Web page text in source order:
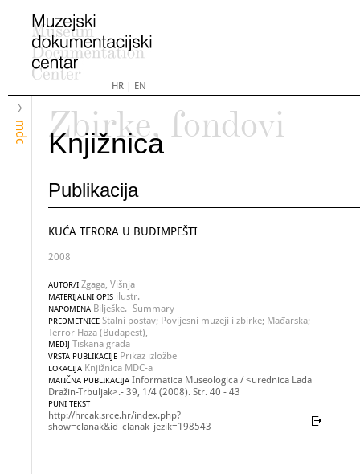
HR| EN
mdc
Zbirke, fondovi
Knjižnica
Publikacija
KUĆA TERORA U BUDIMPEŠTI
2008
AUTOR/I Zgaga, Višnja
MATERIJALNI OPIS ilustr.
NAPOMENA Bilješke.- Summary
PREDMETNICE Stalni postav; Povijesni muzeji i zbirke; Mađarska;
Terror Haza (Budapest),
MEDIJ Tiskana građa
VRSTA PUBLIKACIJE Prikaz izložbe
LOKACIJA Knjižnica MDC-a
MATIČNA PUBLIKACIJA Informatica Museologica / <urednica Lada
Dražin-Trbuljak>.- 39, 1/4 (2008). Str. 40 - 43
PUNI TEKST
http://hrcak.srce.hr/index.php?
show=clanak&id_clanak_jezik=198543